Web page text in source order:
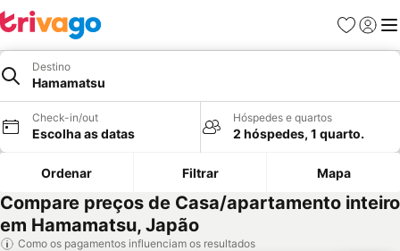
Favoritos
Iniciar
Destino
Hamamatsu
Check-in/out
Escolha as datas
Hóspedes e quartos
2 hóspedes, 1 quarto.
Ordenar Filtrar Mapa
Compare preços de Casa/apartamento inteiro
em Hamamatsu, Japão
Como os pagamentos influenciam os resultados